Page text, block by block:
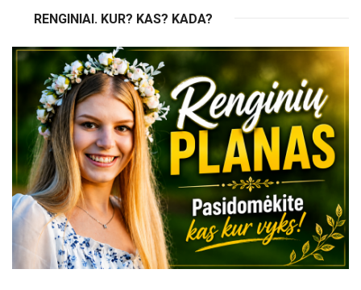
RENGINIAI. KUR? KAS? KADA?